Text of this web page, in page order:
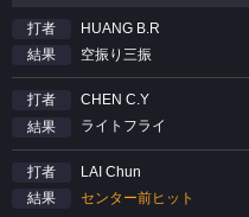
打者
HUANG B.R
結果
空振り三振
打者
CHEN C.Y
結果
ライトフライ
打者
LAI Chun
結果
センター前ヒット